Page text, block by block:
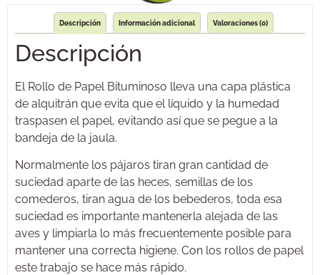
Descripción Información adicional Valoraciones (0)
Descripción
El Rollo de Papel Bituminoso lleva una capa plástica
de alquitrán que evita que el líquido y la humedad
traspasen el papel, evitando así que se pegue a la
bandeja de la jaula.
Normalmente los pájaros tiran gran cantidad de
suciedad aparte de las heces, semillas de los
comederos, tiran agua de los bebederos, toda esa
suciedad es importante mantenerla alejada de las
aves y limpiarla lo más frecuentemente posible para
mantener una correcta higiene. Con los rollos de papel
este trabajo se hace más rápido.